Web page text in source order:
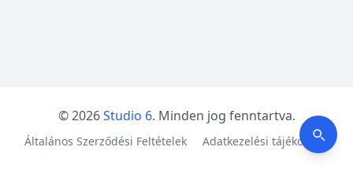
© 2026Studio 6. Minden jog fenntartva.
Általános Szerződési Feltételek Adatkezelési tájékoztató